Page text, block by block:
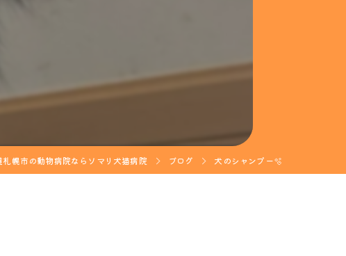
札幌市の動物病院ならソマリ犬猫病院 ブログ 犬のシャンプー🫧